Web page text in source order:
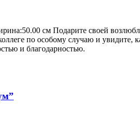
.00 см Подарите своей
по особому случаю и увидите,
и благодарностью.